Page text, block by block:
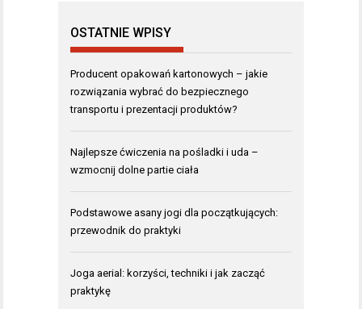
OSTATNIE WPISY
Producent opakowań kartonowych – jakie
rozwiązania wybrać do bezpiecznego
transportu i prezentacji produktów?
Najlepsze ćwiczenia na pośladki i uda –
wzmocnij dolne partie ciała
Podstawowe asany jogi dla początkujących:
przewodnik do praktyki
Joga aerial: korzyści, techniki i jak zacząć
praktykę